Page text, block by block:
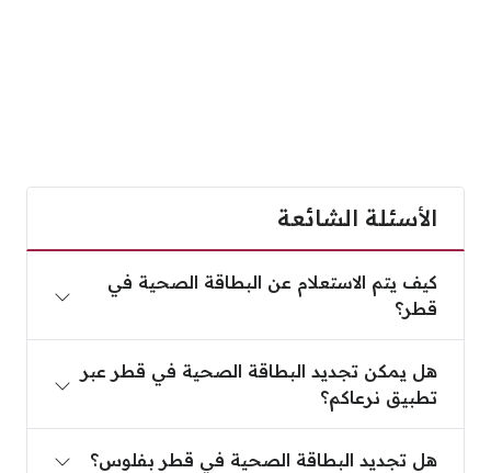
الأسئلة الشائعة
كيف يتم الاستعلام عن البطاقة الصحية في
قطر؟
هل يمكن تجديد البطاقة الصحية في قطر عبر
تطبيق نرعاكم؟
هل تجديد البطاقة الصحية في قطر بفلوس؟